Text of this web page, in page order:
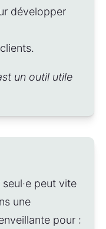
développer
un outil utile
peut vite
une
pour :